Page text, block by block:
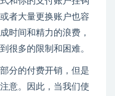
者大量更换账户也容
时间和精力的浪费，
很多的限制和困难。
分的付费开销，但是
意。因此，当我们使